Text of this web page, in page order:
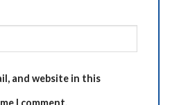
and website in this
I comment.